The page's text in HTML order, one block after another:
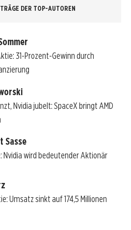
DER TOP-AUTOREN
31-Prozent-Gewinn durch
Nvidia jubelt: SpaceX bringt AMD
Sasse
Nvidia wird bedeutender Aktionär
Umsatz sinkt auf 174,5 Millionen